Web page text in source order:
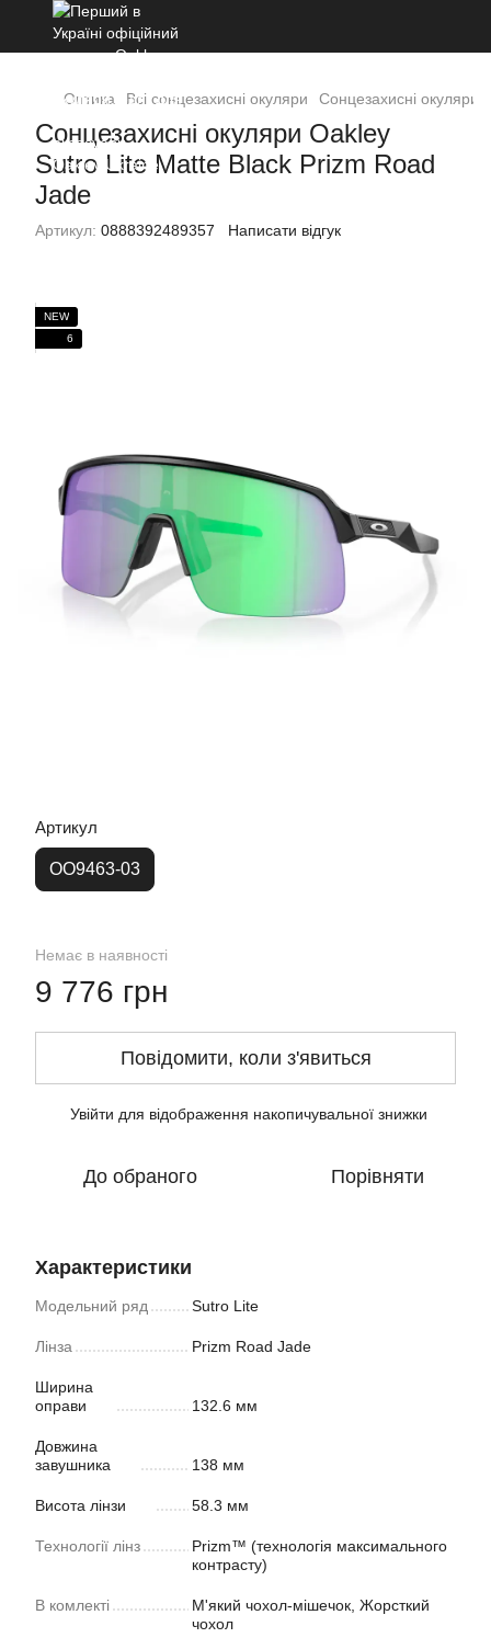
Оптика Всі сонцезахисні окуляри Сонцезахисні
Сонцезахисні окуляри Oakley
Sutro Lite Matte Black Prizm Road
Jade
Артикул: 0888392489357 Написати відгук
NEW
6
Артикул
OO9463-03
Немає в наявності
9 776 грн
Повідомити, коли з'явиться
Увійти для відображення накопичувальної знижки
До обраного Порівняти
Характеристики
Модельний ряд Sutro Lite
Лінза Prizm Road Jade
Ширина
оправи
132.6 мм
Довжина
завушника
138 мм
Висота лінзи 58.3 мм
Технології лінз
Prizm™ (технологія максимального
контрасту)
В комлекті
М'який чохол-мішечок, Жорсткий
чохол